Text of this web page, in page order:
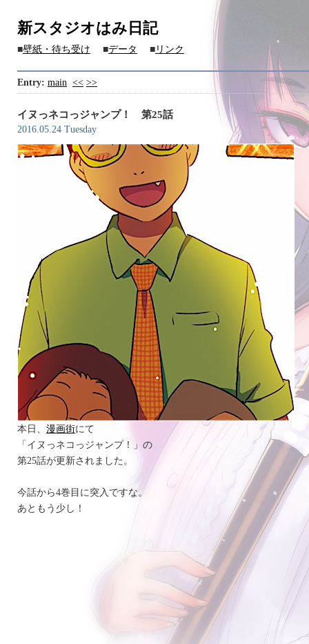
新スタジオはみ日記
■壁紙・待ち受け ■データ ■ リンク
Entry: main << >>
イヌっネコっジャンプ！ 第25話
2016.05.24 Tuesday
本日、 漫画街にて
「イヌっネコっジャンプ！」の
第25話が更新されました。
今話から4巻目に突入ですな。
あともう少し！